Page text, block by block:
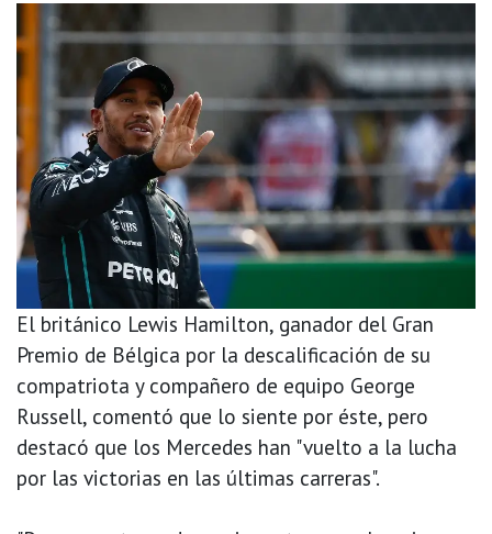
El británico Lewis Hamilton, ganador del Gran
Premio de Bélgica por la descalificación de su
compatriota y compañero de equipo George
Russell, comentó que lo siente por éste, pero
destacó que los Mercedes han "vuelto a la lucha
por las victorias en las últimas carreras".